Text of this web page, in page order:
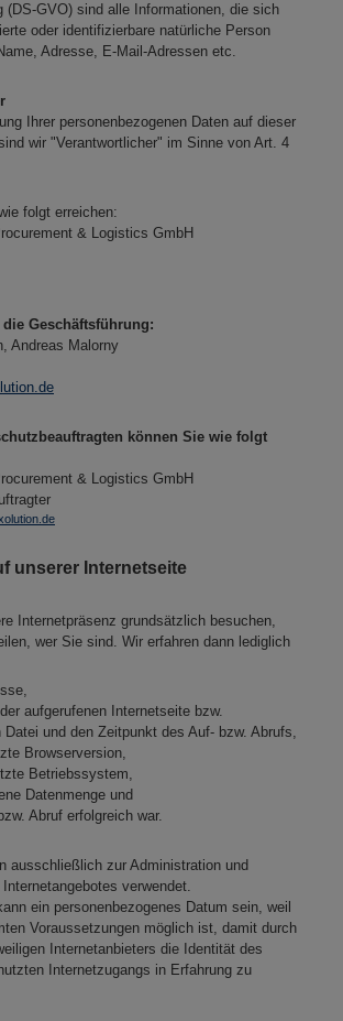
(DS-GVO) sind alle Informationen, die sich
oder identifizierbare natürliche Person
Adresse, E-Mail-Adressen etc.
Ihrer personenbezogenen Daten auf dieser
wir "Verantwortlicher" im Sinne von Art. 4
folgt erreichen:
& Logistics GmbH
Geschäftsführung:
Andreas Malorny
können Sie wie folgt
& Logistics GmbH
unserer Internetseite
Internetpräsenz grundsätzlich besuchen,
wer Sie sind. Wir erfahren dann lediglich
aufgerufenen Internetseite bzw.
Datei und den Zeitpunkt des Auf- bzw. Abrufs,
Browserversion,
Betriebssystem,
Datenmenge und
Abruf erfolgreich war.
ausschließlich zur Administration und
verwendet.
ein personenbezogenes Datum sein, weil
Voraussetzungen möglich ist, damit durch
Internetanbieters die Identität des
Internetzugangs in Erfahrung zu